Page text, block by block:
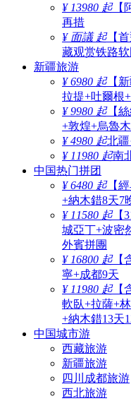
¥ 13980 起【
再措
¥ 面議 起【
藏观赏铁路软
新疆旅游
¥ 6980 起【
拉提+吐爾根
¥ 9980 起【
+敦煌+烏魯
¥ 4980 起北
¥ 11980 起南
中国热门拼团
¥ 6480 起【
+納木錯8天7
¥ 11580 起【
城亞丁+波密
外賓拼團
¥ 16800 起【
寧+成都9天
¥ 11980 起【
軟臥+拉薩+
+納木錯13天
中国城市游
西藏旅游
新疆旅游
四川成都旅游
西北旅游